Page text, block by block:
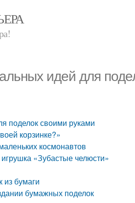
идей для
поделок своими руками
корзинке?»
космонавтов
«Зубастые челюсти»
бумаги
бумажных поделок